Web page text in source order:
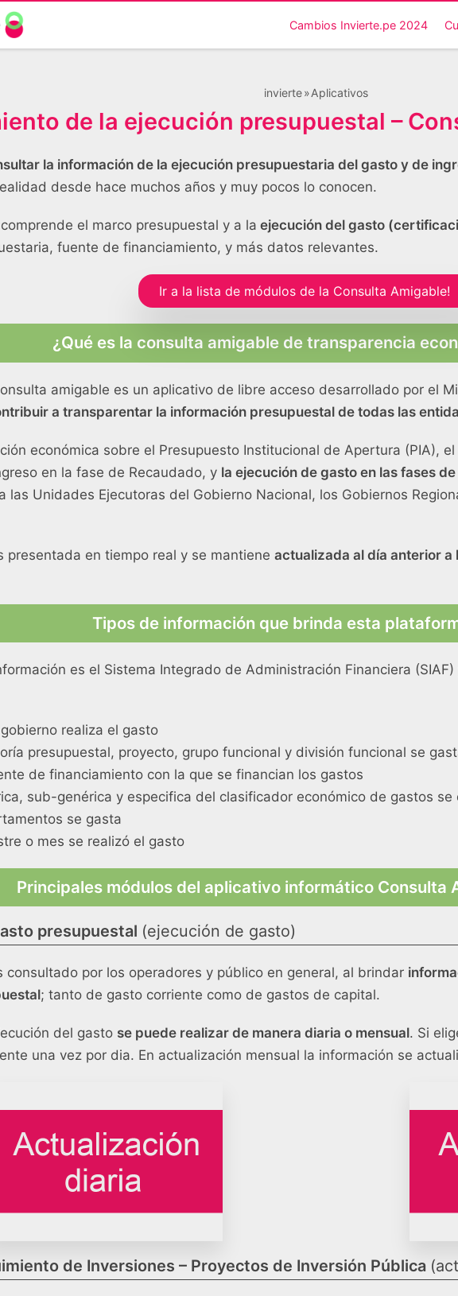
Cambios Invierte.pe 2024
invierte Aplicativos
de la ejecución presupuestal –
la información de la ejecución presupuestaria del gasto y de
desde hace muchos años y muy pocos lo conocen.
el marco presupuestal y a la ejecución del gasto
fuente de financiamiento, y más datos relevantes.
Ir a la lista de módulos de la Consulta Amigable!
¿Qué es la consulta amigable de transparencia
amigable es un aplicativo de libre acceso desarrollado por el
a transparentar la información presupuestal de todas las
económica sobre el Presupuesto Institucional de Apertura (PIA),
en la fase de Recaudado, y la ejecución de gasto en las fases
las Unidades Ejecutoras del Gobierno Nacional, los Gobiernos
presentada en tiempo real y se mantiene actualizada al día anterior a
Tipos de información que brinda esta
es el Sistema Integrado de Administración Financiera
realiza el gasto
presupuestal, proyecto, grupo funcional y división funcional se
de financiamiento con la que se financian los gastos
sub-genérica y especifica del clasificador económico de gastos
se gasta
o mes se realizó el gasto
Principales módulos del aplicativo informático Consulta
presupuestal (ejecución de gasto)
consultado por los operadores y público en general, al brindar
; tanto de gasto corriente como de gastos de capital.
del gasto se puede realizar de manera diaria o mensual. Si
una vez por dia. En actualización mensual la información se
de Inversiones – Proyectos de Inversión Pública